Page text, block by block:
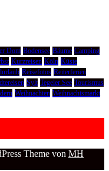
Dom Bodensee Bäume Camping
Kurzreisen Köln Küste
Reisefotos Reiterferien
Sylt Tegeler See Tourismus
Weihnachten Weihnachtsmarkt
Theme von MH